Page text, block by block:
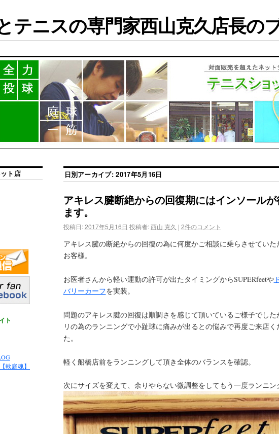
テニスの専門家西山克久店長の
日別アーカイブ:2017年5月16日
アキレス腱断絶からの回復期にはインソール
ます。
投稿日: 2017年5月16日 投稿者: 西山 克久 | 2件のコメント
アキレス腱の断絶からの回復の為に何度かご相談に乗らさせていた
お客様。
お医者さんから軽い運動の許可が出たタイミングからSUPERfeetや
バリーカーフを実装。
問題のアキレス腱の回復は順調さを感じて頂いているご様子でした
リの為のランニングで小趾球に痛みが出るとの悩みで再度ご来店く
た。
軽く船橋店前をランニングして頂き全体のバランスを確認。
次にサイズを変えて、余りやらない微調整をしてもう一度ランニン
ト店
ト
軟庭魂】